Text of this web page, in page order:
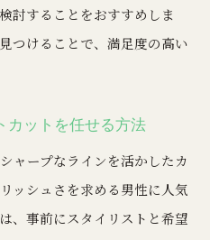
討することをおすすめしま
つけることで、満足度の高い
カットを任せる方法
ャープなラインを活かしたカ
ッシュさを求める男性に人気
、事前にスタイリストと希望